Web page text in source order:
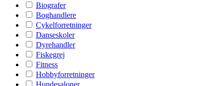
Biografer
Boghandlere
Cykelforretninger
Danseskoler
Dyrehandler
Fiskegrej
Fitness
Hobbyforretninger
Hundesaloner